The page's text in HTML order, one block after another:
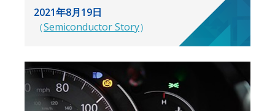
2021年8月19日
（Semiconductor Story）